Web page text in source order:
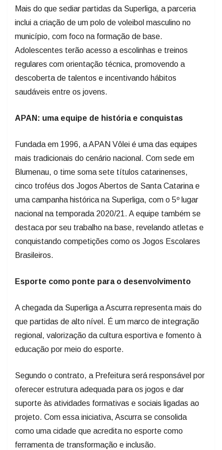
Mais do que sediar partidas da Superliga, a parceria
inclui a criação de um polo de voleibol masculino no
município, com foco na formação de base.
Adolescentes terão acesso a escolinhas e treinos
regulares com orientação técnica, promovendo a
descoberta de talentos e incentivando hábitos
saudáveis entre os jovens.
APAN: uma equipe de história e conquistas
Fundada em 1996, a APAN Vôlei é uma das equipes
mais tradicionais do cenário nacional. Com sede em
Blumenau, o time soma sete títulos catarinenses,
cinco troféus dos Jogos Abertos de Santa Catarina e
uma campanha histórica na Superliga, com o 5º lugar
nacional na temporada 2020/21. A equipe também se
destaca por seu trabalho na base, revelando atletas e
conquistando competições como os Jogos Escolares
Brasileiros.
Esporte como ponte para o desenvolvimento
A chegada da Superliga a Ascurra representa mais do
que partidas de alto nível. É um marco de integração
regional, valorização da cultura esportiva e fomento à
educação por meio do esporte.
Segundo o contrato, a Prefeitura será responsável por
oferecer estrutura adequada para os jogos e dar
suporte às atividades formativas e sociais ligadas ao
projeto. Com essa iniciativa, Ascurra se consolida
como uma cidade que acredita no esporte como
ferramenta de transformação e inclusão.